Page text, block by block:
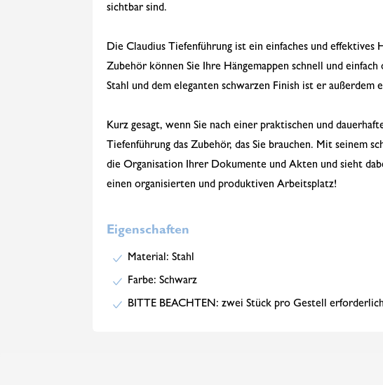
sichtbar sind.
Die Claudius Tiefenführung ist ein einfaches und
Zubehör können Sie Ihre Hängemappen schnell und
Stahl und dem eleganten schwarzen Finish ist er außerdem
Kurz gesagt, wenn Sie nach einer praktischen und
Tiefenführung das Zubehör, das Sie brauchen. Mit
die Organisation Ihrer Dokumente und Akten und sieht
einen organisierten und produktiven Arbeitsplatz!
Eigenschaften
Material: Stahl
Farbe: Schwarz
BITTE BEACHTEN: zwei Stück pro Gestell